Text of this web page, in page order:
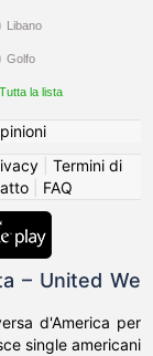
Libano
Golfo
Tutta la lista
| Termini di
| FAQ
– United We
d'America per
single americani